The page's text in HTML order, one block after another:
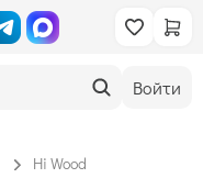
Войти
Hi Wood